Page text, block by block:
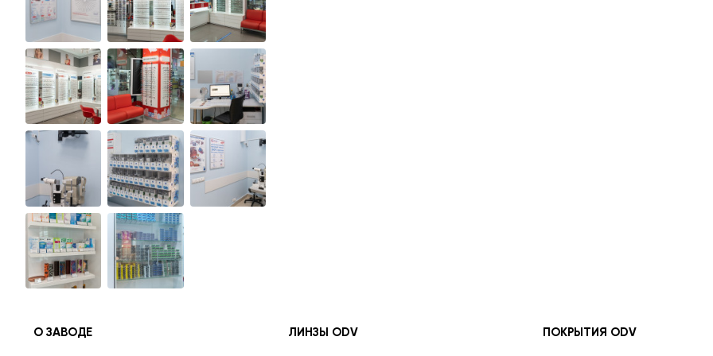
О ЗАВОДЕ ЛИНЗЫ ODV ПОКРЫТИЯ ODV